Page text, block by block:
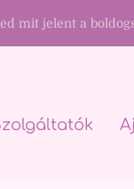
mit jelent a